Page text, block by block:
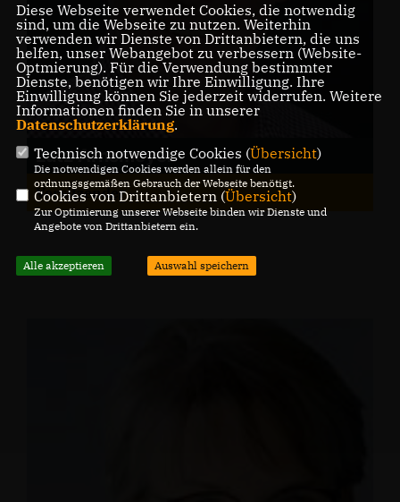
Lutz Arnsmeyer
Vorsitzender
Diese Webseite verwendet Cookies, die notwendig
sind, um die Webseite zu nutzen. Weiterhin
verwenden wir Dienste von Drittanbietern, die uns
helfen, unser Webangebot zu verbessern (Website-
Optmierung). Für die Verwendung bestimmter
Dienste, benötigen wir Ihre Einwilligung. Ihre
Einwilligung können Sie jederzeit widerrufen. Weitere
Informationen finden Sie in unserer
Datenschutzerklärung.
Technisch notwendige Cookies (Übersicht)
Die notwendigen Cookies werden allein für den
ordnungsgemäßen Gebrauch der Webseite benötigt.
Cookies von Drittanbietern (Übersicht)
Zur Optimierung unserer Webseite binden wir Dienste und
Angebote von Drittanbietern ein.
Alle akzeptieren Auswahl speichern